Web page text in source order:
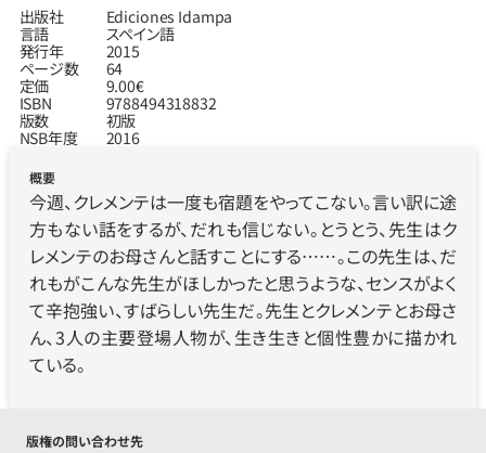
出版社
Ediciones Idampa
言語
スペイン語
発行年
2015
ページ数
64
定価
9.00€
ISBN
9788494318832
版数
初版
NSB年度
2016
概要
今週、クレメンテは一度も宿題をやってこない。言い訳に途
方もない話をするが、だれも信じない。とうとう、先生はク
レメンテのお母さんと話すことにする……。この先生は、だ
れもがこんな先生がほしかったと思うような、センスがよく
て辛抱強い、すばらしい先生だ。先生とクレメンテとお母さ
ん、3人の主要登場人物が、生き生きと個性豊かに描かれ
ている。
版権の問い合わせ先